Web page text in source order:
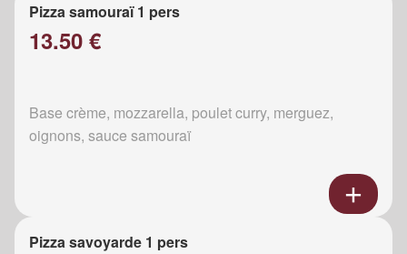
Pizza samouraï 1 pers
13.50 €
Base crème, mozzarella, poulet curry, merguez,
oignons, sauce samouraï
Pizza savoyarde 1 pers